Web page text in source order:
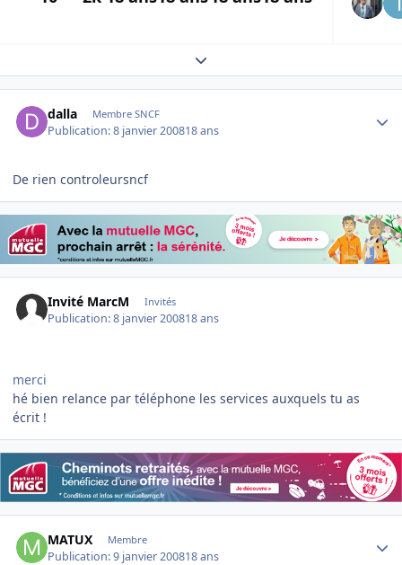
Expand topic overview
dalla Membre SNCF
Publication:8 janvier 200818 ans
De rien controleursncf
Invité MarcM Invités
Publication:8 janvier 200818 ans
merci
hé bien relance par téléphone les services auxquels tu as
écrit !
MATUX Membre
Publication:9 janvier 200818 ans